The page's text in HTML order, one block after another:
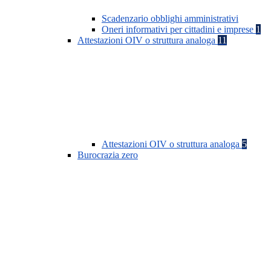
Scadenzario obblighi amministrativi
Oneri informativi per cittadini e imprese 1
Attestazioni OIV o struttura analoga 11
Attestazioni OIV o struttura analoga 5
Burocrazia zero